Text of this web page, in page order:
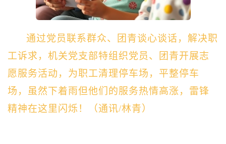
通过党员联系群众、团青谈心谈话，解决职
工诉求，机关党支部特组织党员、团青开展志
愿服务活动，为职工清理停车场，平整停车
场，虽然下着雨但他们的服务热情高涨，雷锋
精神在这里闪烁！（通讯/林青）